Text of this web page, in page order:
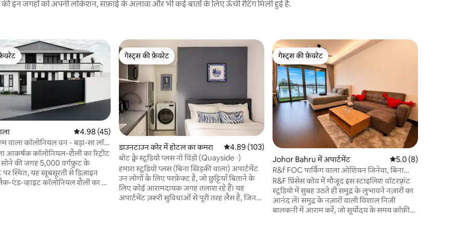
इन जगहों को अपनी लोकेशन, सफ़ाई के अलावा और भी कई बातों के लिए ऊँची रेटिंग मिली हुई है.
औसत रेटिंग 5 में से 4.98, 45 समीक्षाएँ
4.98 (45)
वाला कॉलोनियल वन - बड़ा-सा लॉन
आकर्षक कॉलोनियल-शैली का रिट्रीट
जगह 5,000 वर्गफ़ुट के
पर स्थित, यह खूबसूरती से डिज़ाइन
एंड-व्हाइट कॉलोनियल शैली का घर
गेस्ट्स की फ़ेवरेट
गेस्ट्स की फ़ेवरेट
डाउनटाउन कोर में होटल का कमरा औसत रेटिंग 5 में से 4.89, 103 समीक्षाएँ
4.89 (103)
बोट क्वे स्टूडियो प्लस नो विंडो (Quayside ∙)
हमारा स्टूडियो प्लस (बिना खिड़की वाला) अपार्टमेंट
उन लोगों के लिए परफ़ेक्ट है, जो छुट्टियाँ बिताने के
लिए कोई आरामदायक जगह तलाश रहे हैं। यह
अपार्टमेंट ज़रूरी सुविधाओं से पूरी तरह लैस है, जिनमें
गेस्ट्स की फ़ेवरेट
गेस्ट्स की फ़ेवरेट
Johor Bahru में अपार्टमेंट औसत रेटिंग 5 में से 5.0,
5.0 (8)
R&f FOC पार्किंग वाला ओशियन जिनेवा, बिना
रुकावट समुद्र का नज़ारा
R&F प्रिंसेस कोव में मौजूद इस स्टाइलिश वॉटरफ़्रंट
स्टूडियो में सुबह उठते ही समुद्र के लुभावने नज़ारों का
आनंद लें। समुद्र के नज़ारों वाली विशाल निजी
बालकनी में आराम करें, जो सूर्योदय के समय कॉफ़ी